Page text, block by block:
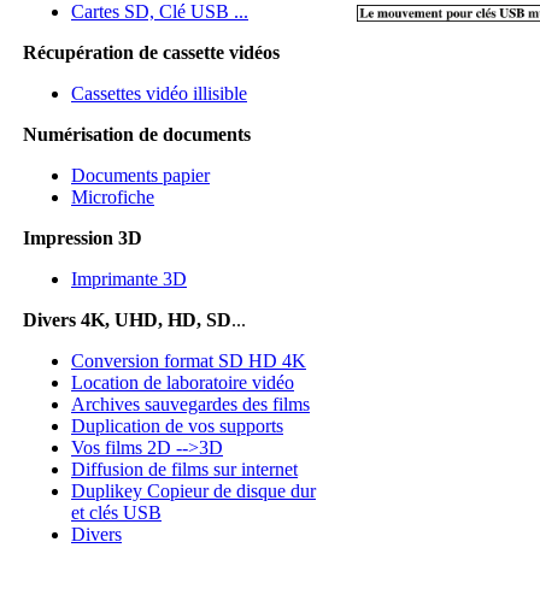
Cartes SD, Clé USB ...
Récupération de cassette vidéos
Cassettes vidéo illisible
Numérisation de documents
Documents papier
Microfiche
Impression 3D
Imprimante 3D
Divers 4K, UHD, HD, SD...
Conversion format SD HD 4K
Location de laboratoire vidéo
Archives sauvegardes des films
Duplication de vos supports
Vos films 2D -->3D
Diffusion de films sur internet
Duplikey Copieur de disque dur
et clés USB
Divers